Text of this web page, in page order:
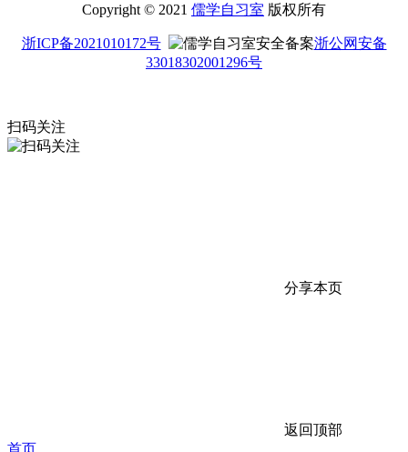
Copyright © 2021 儒学自习室 版权所有
浙ICP备2021010172号
浙公网安备
33018302001296号
扫码关注
分享本页
返回顶部
首页